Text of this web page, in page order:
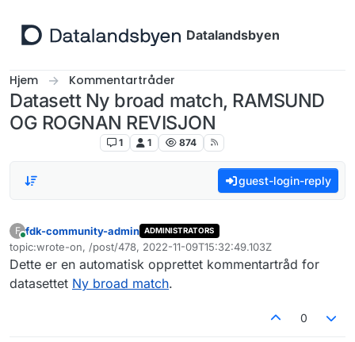
Datalandsbyen
Hjem Kommentartråder
Datasett Ny broad match, RAMSUND
OG ROGNAN REVISJON
1 1 874
guest-login-reply
F
Tilkoblet
fdk-community-admin ADMINISTRATORS
topic:wrote-on, /post/478, 2022-11-09T15:32:49.103Z
Sist endret av
Dette er en automatisk opprettet kommentartråd for
datasettet Ny broad match.
0